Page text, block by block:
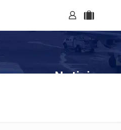
Noticias